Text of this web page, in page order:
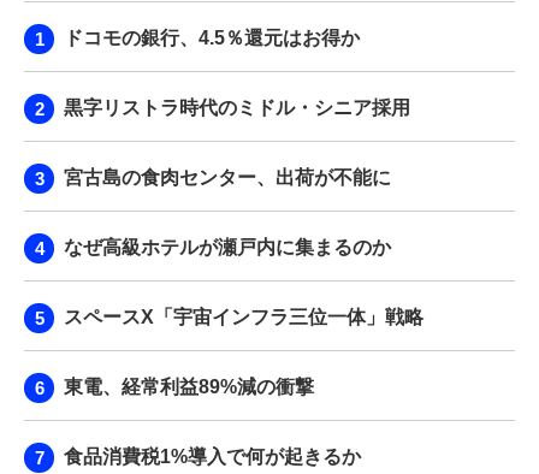
ドコモの銀行、4.5％還元はお得か
黒字リストラ時代のミドル・シニア採用
宮古島の食肉センター、出荷が不能に
なぜ高級ホテルが瀬戸内に集まるのか
スペースX「宇宙インフラ三位一体」戦略
東電、経常利益89%減の衝撃
食品消費税1%導入で何が起きるか